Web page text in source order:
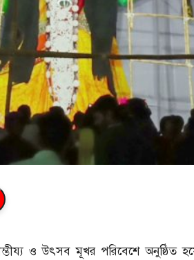
ও উৎসব মূখর পরিবেশে অনুষ্ঠিত